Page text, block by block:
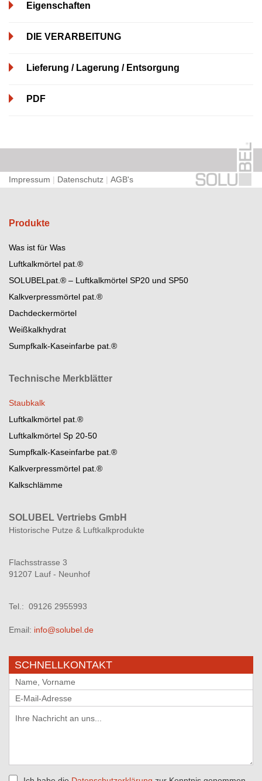
Eigenschaften
DIE VERARBEITUNG
Lieferung / Lagerung / Entsorgung
PDF
Impressum | Datenschutz | AGB's
Produkte
Was ist für Was
Luftkalkmörtel pat.®
SOLUBELpat.® – Luftkalkmörtel SP20 und SP50
Kalkverpressmörtel pat.®
Dachdeckermörtel
Weißkalkhydrat
Sumpfkalk-Kaseinfarbe pat.®
Technische Merkblätter
Staubkalk
Luftkalkmörtel pat.®
Luftkalkmörtel Sp 20-50
Sumpfkalk-Kaseinfarbe pat.®
Kalkverpressmörtel pat.®
Kalkschlämme
SOLUBEL Vertriebs GmbH
Historische Putze & Luftkalkprodukte
Flachsstrasse 3
91207 Lauf - Neunhof
Tel.: 09126 2955993
Email: info@solubel.de
SCHNELLKONTAKT